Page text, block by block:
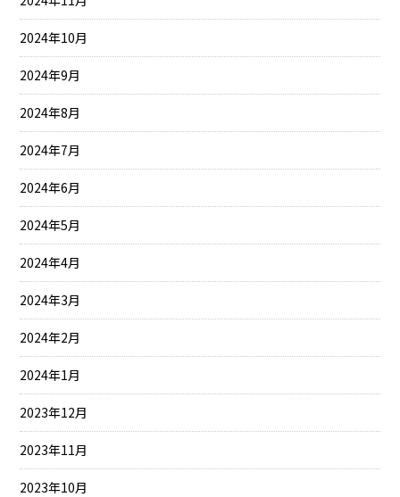
2024年10月
2024年9月
2024年8月
2024年7月
2024年6月
2024年5月
2024年4月
2024年3月
2024年2月
2024年1月
2023年12月
2023年11月
2023年10月